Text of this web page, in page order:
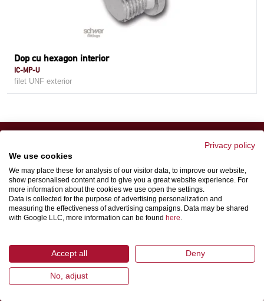
Dop cu hexagon interior
IC-MP-U
filet UNF exterior
SCHWER FITTINGS
SORTIMENT
TEHNICĂ
SC Schwer Fittings SRL
Privacy policy
We use cookies
We may place these for analysis of our visitor data, to improve our website,
show personalised content and to give you a great website experience. For
more information about the cookies we use open the settings.
Data is collected for the purpose of advertising personalization and
measuring the effectiveness of advertising campaigns. Data may be shared
with Google LLC, more information can be found here.
Accept all Deny
No, adjust